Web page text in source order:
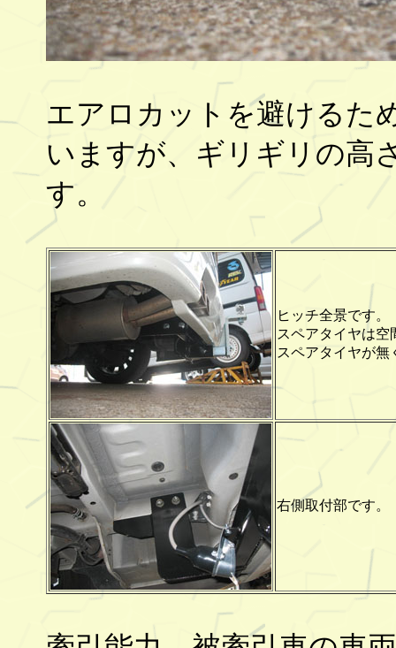
エアロカットを避けるた
いますが、ギリギリの高
す。
ヒッチ全景です。
スペアタイヤは空
スペアタイヤが無
右側取付部です。